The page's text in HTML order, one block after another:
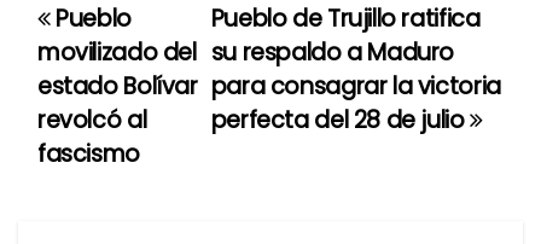
N
a
v
Pueblo de Trujillo ratifica
su respaldo a Maduro
para consagrar la victoria
perfecta del 28 de julio
Pueblo
movilizado del
estado Bolívar
revolcó al
fascismo